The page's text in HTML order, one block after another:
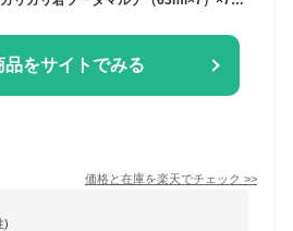
品をサイトでみる
価格と在庫を楽天でチェック >>
)